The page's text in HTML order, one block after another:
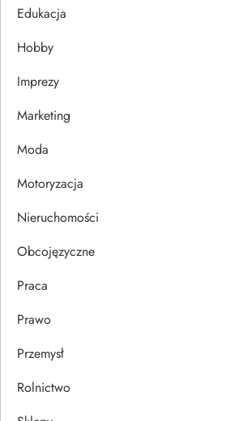
j
a
w
p
i
s
u
Edukacja
Hobby
Imprezy
Marketing
Moda
Motoryzacja
Nieruchomości
Obcojęzyczne
Praca
Prawo
Przemysł
Rolnictwo